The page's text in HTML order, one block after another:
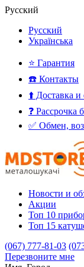
Русский
Русский
Українська
⭐ Гарантия
☎️ Контакты
⬆️ Доставка и
❓ Рассрочка
✅ Обмен,
Новости и
Акции
Топ 10
Топ 15
(067) 777-81-03
Перезвоните мне